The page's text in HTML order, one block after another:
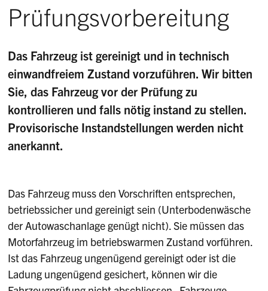
Prüfungsvorbereitung
Das Fahrzeug ist gereinigt und in technisch
einwandfreiem Zustand vorzuführen. Wir bitten
Sie, das Fahrzeug vor der Prüfung zu
kontrollieren und falls nötig instand zu stellen.
Provisorische Instandstellungen werden nicht
anerkannt.
Das Fahrzeug muss den Vorschriften entsprechen,
betriebssicher und gereinigt sein (Unterbodenwäsche
der Autowaschanlage genügt nicht). Sie müssen das
Motorfahrzeug im betriebswarmen Zustand vorführen.
Ist das Fahrzeug ungenügend gereinigt oder ist die
Ladung ungenügend gesichert, können wir die